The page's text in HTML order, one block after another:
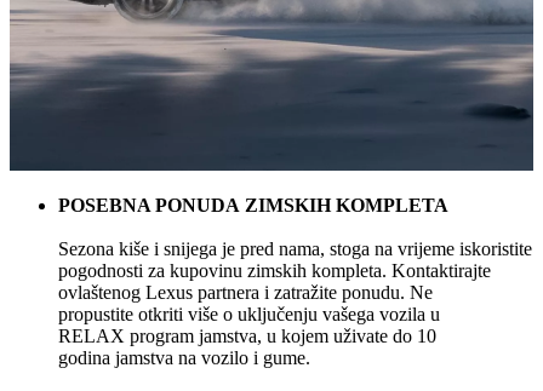
POSEBNA PONUDA ZIMSKIH KOMPLETA
Sezona kiše i snijega je pred nama, stoga na vrijeme iskoristite
pogodnosti za kupovinu zimskih kompleta. Kontaktirajte
ovlaštenog Lexus partnera i zatražite ponudu. Ne
propustite otkriti više o uključenju vašega vozila u
RELAX program jamstva, u kojem uživate do 10
godina jamstva na vozilo i gume.